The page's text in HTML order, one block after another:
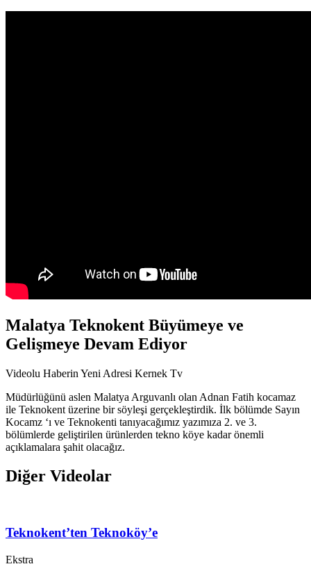
Malatya Teknokent Büyümeye ve
Gelişmeye Devam Ediyor
Videolu Haberin Yeni Adresi Kernek Tv
Müdürlüğünü aslen Malatya Arguvanlı olan Adnan Fatih kocamaz
ile Teknokent üzerine bir söyleşi gerçekleştirdik. İlk bölümde Sayın
Kocamz ‘ı ve Teknokenti tanıyacağımız yazımıza 2. ve 3.
bölümlerde geliştirilen ürünlerden tekno köye kadar önemli
açıklamalara şahit olacağız.
Diğer Videolar
Teknokent’ten Teknoköy’e
Ekstra